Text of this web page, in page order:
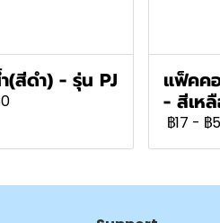
สีดำ) - รุ่น PJ
แฟ็คค
- สีเห
฿17 - ฿